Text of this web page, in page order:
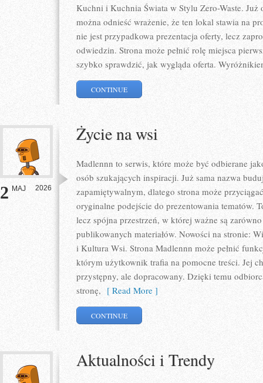
Kuchni i Kuchnia Świata w Stylu Zero-Waste. Już
można odnieść wrażenie, że ten lokal stawia na
nie jest przypadkowa prezentacja oferty, lecz
odwiedzin. Strona może pełnić rolę miejsca
szybko sprawdzić, jak wygląda oferta.
CONTINUE
2 MAJ 2026
Życie na wsi
Madlennn to serwis, które może być odbierane
osób szukających inspiracji. Już sama nazwa
zapamiętywalnym, dlatego strona może
oryginalne podejście do prezentowania tematów.
lecz spójna przestrzeń, w której ważne są
publikowanych materiałów. Nowości na stronie:
i Kultura Wsi. Strona Madlennn może pełnić
którym użytkownik trafia na pomocne treści. Jej
przystępny, ale dopracowany. Dzięki temu
stronę, [ Read More ]
CONTINUE
Aktualności i Trendy